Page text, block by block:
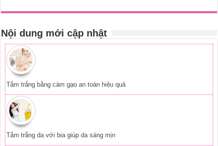
Nội dung mới cập nhật
Tắm trắng bằng cám gạo an toàn hiệu quả
Tắm trắng da với bia giúp da sáng mịn